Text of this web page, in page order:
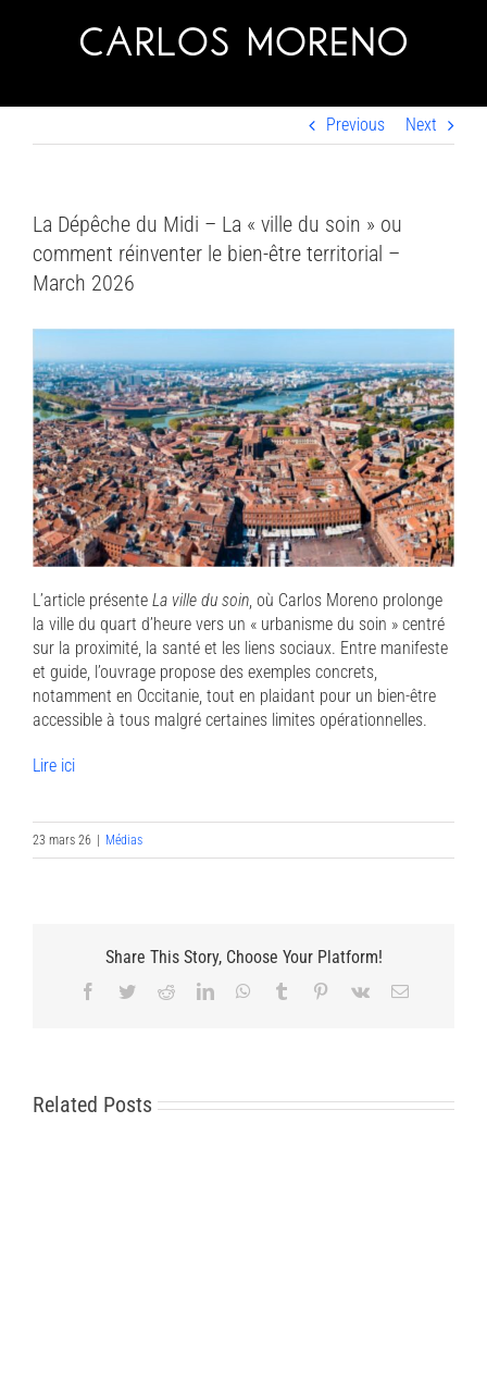
Previous Next
La Dépêche du Midi – La « ville du soin » ou
comment réinventer le bien-être territorial –
March 2026
L’article présente La ville du soin, où Carlos Moreno prolonge
la ville du quart d’heure vers un « urbanisme du soin » centré
sur la proximité, la santé et les liens sociaux. Entre manifeste
et guide, l’ouvrage propose des exemples concrets,
notamment en Occitanie, tout en plaidant pour un bien-être
accessible à tous malgré certaines limites opérationnelles.
Lire ici
23 mars 26 | Médias
Share This Story, Choose Your Platform!
Facebook
TwitterRedditLinkedInWhatsApp
Tumblr Pinterest
Vk Email
Related Posts